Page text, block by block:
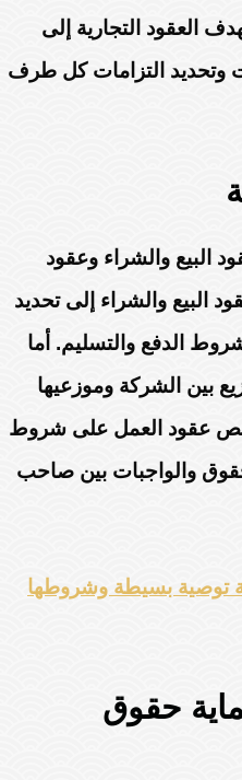
العقود التجارية إلى
وتحديد التزامات كل طرف
البيع والشراء وعقود
البيع والشراء إلى تحديد
الدفع والتسليم. أما
بين الشركة وموزعيها
عقود العمل على شروط
والواجبات بين صاحب
توصية بسيطة وشروطها
حقوق